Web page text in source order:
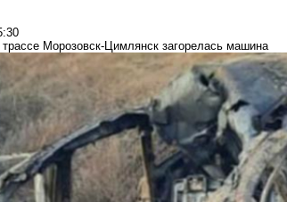
трассе Морозовск-Цимлянск загорелась машина